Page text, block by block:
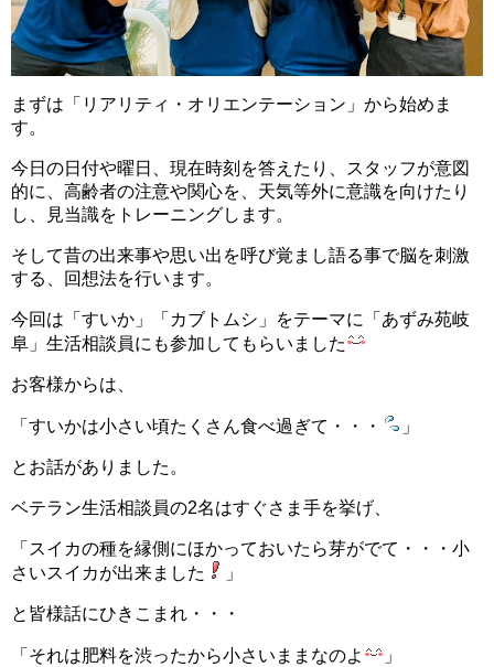
まずは「リアリティ・オリエンテーション」から始めま
す。
今日の日付や曜日、現在時刻を答えたり、スタッフが意図
的に、高齢者の注意や関心を、天気等外に意識を向けたり
し、見当識をトレーニングします。
そして昔の出来事や思い出を呼び覚まし語る事で脳を刺激
する、回想法を行います。
今回は「すいか」「カブトムシ」をテーマに「あずみ苑岐
阜」生活相談員にも参加してもらいました
お客様からは、
「すいかは小さい頃たくさん食べ過ぎて・・・ 」
とお話がありました。
ベテラン生活相談員の2名はすぐさま手を挙げ、
「スイカの種を縁側にほかっておいたら芽がでて・・・小
さいスイカが出来ました
」
と皆様話にひきこまれ・・・
「それは肥料を渋ったから小さいままなのよ 」